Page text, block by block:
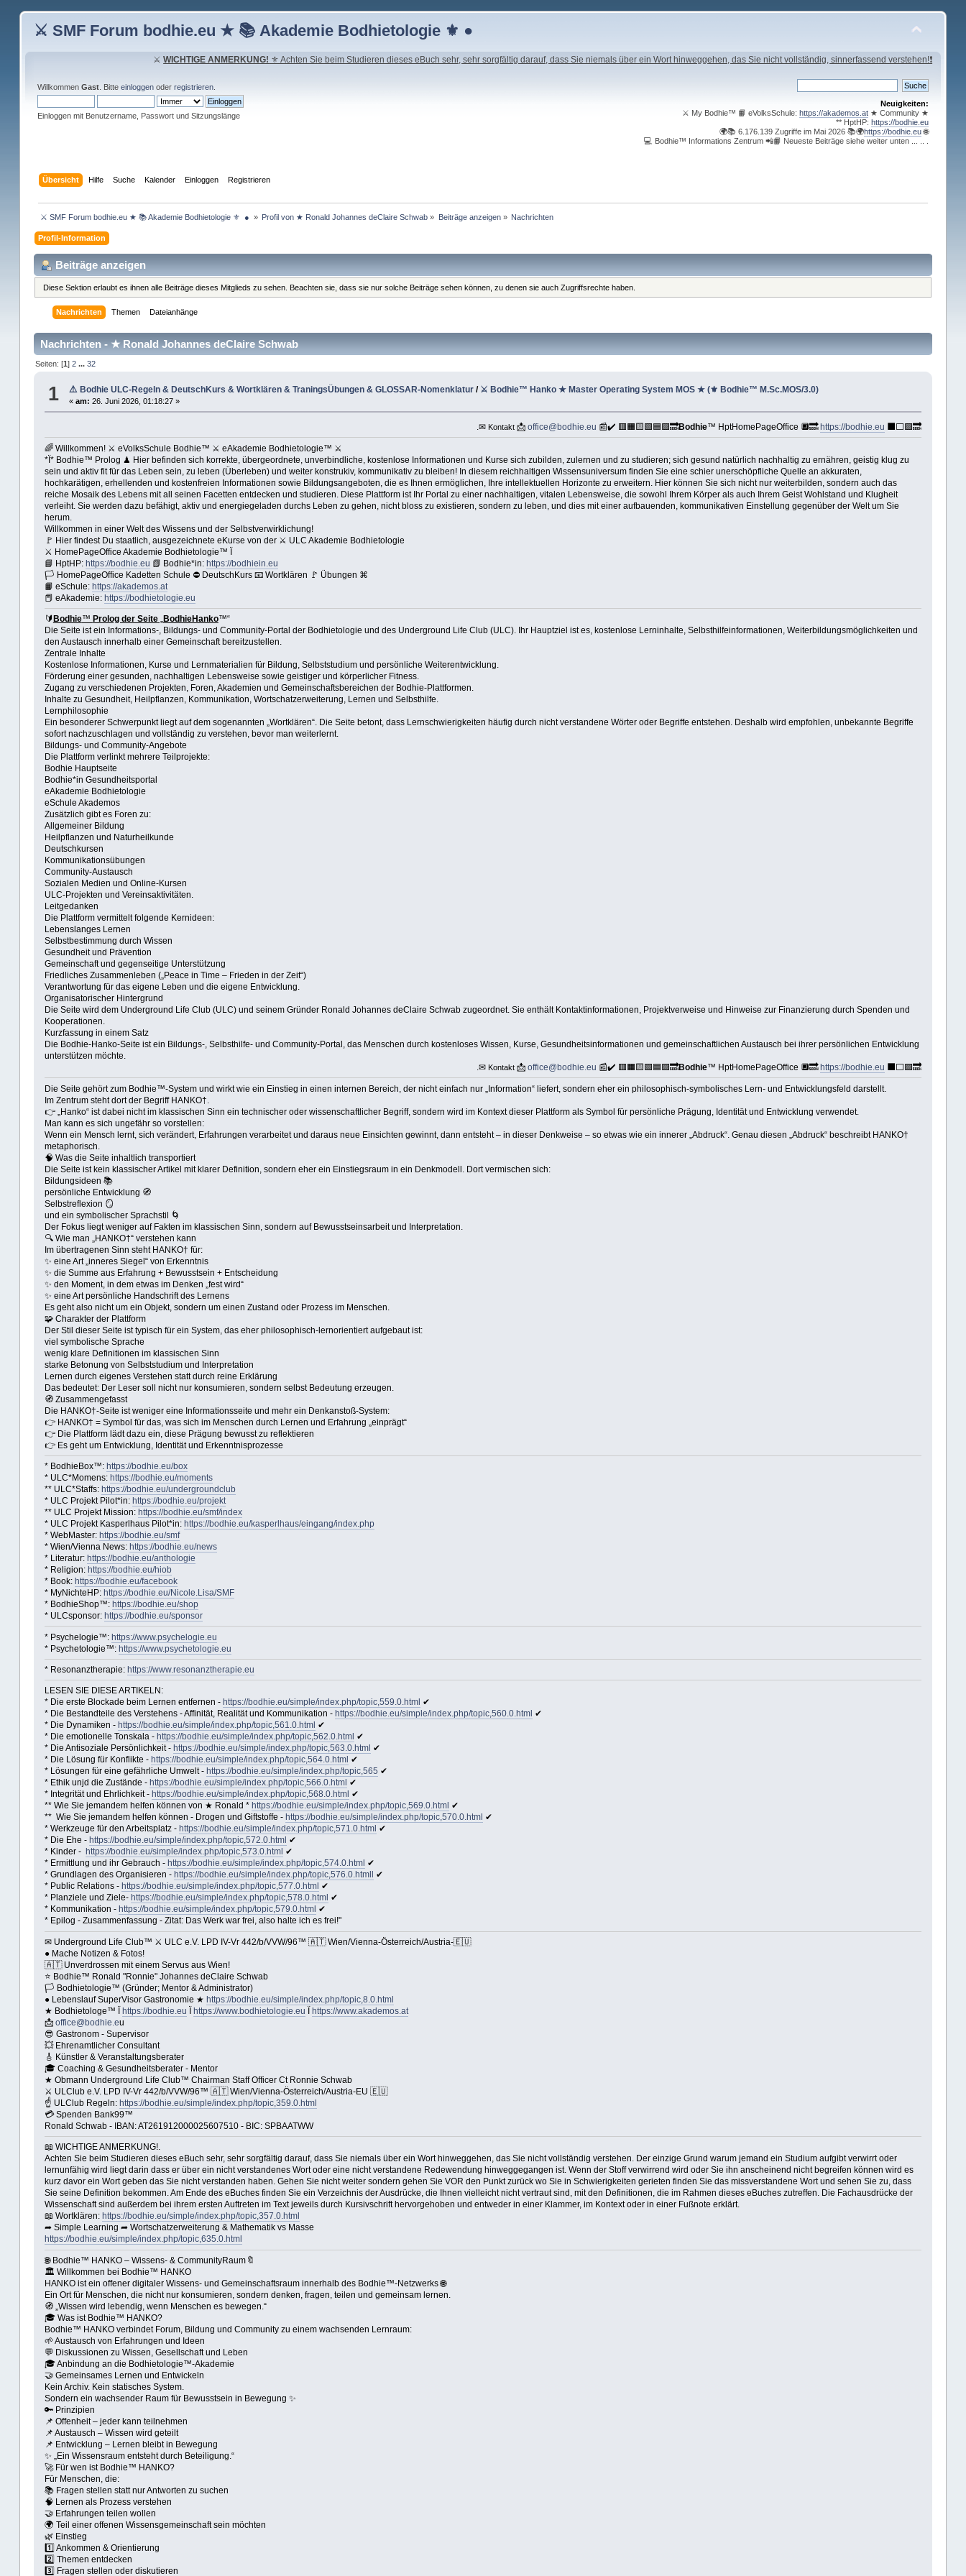
⚔ SMF Forum bodhie.eu ★ 📚 Akademie Bodhietologie ⚜ ●
⚔WICHTIGE ANMERKUNG! ⚜ Achten Sie beim Studieren dieses eBuch sehr, sehr sorgfältig darauf, dass Sie niemals über ein Wort hinweggehen, das Sie nicht vollständig, sinnerfassend verstehen!❗
Willkommen Gast. Bitte einloggenoder registrieren.
Einloggen mit Benutzername, Passwort und Sitzungslänge
Neuigkeiten:
⚔ My Bodhie™ 📙 eVolksSchule:https://akademos.at ★ Community ★
** HptHP:https://bodhie.eu
🌍📚 6.176.139 Zugriffe im Mai 2026 📚🌍https://bodhie.eu🌐
💻 Bodhie™ Informations Zentrum 📲📙 Neueste Beiträge siehe weiter unten ... .. .
Übersicht Hilfe Suche Kalender Einloggen Registrieren
⚔ SMF Forum bodhie.eu ★ 📚 Akademie Bodhietologie ⚜  ● » Profil von ★ Ronald Johannes deClaire Schwab » Beiträge anzeigen» Nachrichten
Profil-Information
Beiträge anzeigen
Diese Sektion erlaubt es ihnen alle Beiträge dieses Mitglieds zu sehen. Beachten sie, dass sie nur solche Beiträge sehen können, zu denen sie auch Zugriffsrechte haben.
Nachrichten Themen Dateianhänge
Nachrichten - ★ Ronald Johannes deClaire Schwab
Seiten: [1]2 ...32
1 ⚠️ Bodhie ULC-Regeln & DeutschKurs & Wortklären & TraningsÜbungen & GLOSSAR-Nomenklatur/ ⚔ Bodhie™ Hanko ★ Master Operating System MOS ★ (⚜ Bodhie™ M.Sc.MOS/3.0)
«am: 26. Juni 2026, 01:18:27 »
.✉ Kontakt 📩office@bodhie.eu 📰✔️ 🟥🟧🟨🟩🟦🟪🔜Bodhie™ HptHomePageOffice 🔲🔜 https://bodhie.eu ⬛️⬜️🟪🔜
🌈 Willkommen! ⚔ eVolksSchule Bodhie™ ⚔ eAkademie Bodhietologie™ ⚔
*Ï* Bodhie™ Prolog ♟ Hier befinden sich korrekte, übergeordnete, unverbindliche, kostenlose Informationen und Kurse sich zubilden, zulernen und zu studieren; sich gesund natürlich nachhaltig zu ernähren, geistig klug zu
sein und aktiv fit für das Leben sein, zu leben (Überleben) und weiter konstrukiv, kommunikativ zu bleiben! In diesem reichhaltigen Wissensuniversum finden Sie eine schier unerschöpfliche Quelle an akkuraten,
hochkarätigen, erhellenden und kostenfreien Informationen sowie Bildungsangeboten, die es Ihnen ermöglichen, Ihre intellektuellen Horizonte zu erweitern. Hier können Sie sich nicht nur weiterbilden, sondern auch das
reiche Mosaik des Lebens mit all seinen Facetten entdecken und studieren. Diese Plattform ist Ihr Portal zu einer nachhaltigen, vitalen Lebensweise, die sowohl Ihrem Körper als auch Ihrem Geist Wohlstand und Klugheit
verleiht. Sie werden dazu befähigt, aktiv und energiegeladen durchs Leben zu gehen, nicht bloss zu existieren, sondern zu leben, und dies mit einer aufbauenden, kommunikativen Einstellung gegenüber der Welt um Sie
herum.
Willkommen in einer Welt des Wissens und der Selbstverwirklichung!
🚩 Hier findest Du staatlich, ausgezeichnete eKurse von der ⚔ ULC Akademie Bodhietologie
⚔ HomePageOffice Akademie Bodhietologie™ Ï
📘 HptHP: https://bodhie.eu 📗 Bodhie*in: https://bodhiein.eu
🏳 HomePageOffice Kadetten Schule ⛔ DeutschKurs 📧 Wortklären 🚩 Übungen ⌘
📙 eSchule: https://akademos.at
📕 eAkademie: https://bodhietologie.eu
🔰 Bodhie™ Prolog der Seite„BodhieHanko™“
Die Seite ist ein Informations-, Bildungs- und Community-Portal der Bodhietologie und des Underground Life Club (ULC). Ihr Hauptziel ist es, kostenlose Lerninhalte, Selbsthilfeinformationen, Weiterbildungsmöglichkeiten und
den Austausch innerhalb einer Gemeinschaft bereitzustellen.
Zentrale Inhalte
Kostenlose Informationen, Kurse und Lernmaterialien für Bildung, Selbststudium und persönliche Weiterentwicklung.
Förderung einer gesunden, nachhaltigen Lebensweise sowie geistiger und körperlicher Fitness.
Zugang zu verschiedenen Projekten, Foren, Akademien und Gemeinschaftsbereichen der Bodhie-Plattformen.
Inhalte zu Gesundheit, Heilpflanzen, Kommunikation, Wortschatzerweiterung, Lernen und Selbsthilfe.
Lernphilosophie
Ein besonderer Schwerpunkt liegt auf dem sogenannten „Wortklären“. Die Seite betont, dass Lernschwierigkeiten häufig durch nicht verstandene Wörter oder Begriffe entstehen. Deshalb wird empfohlen, unbekannte Begriffe
sofort nachzuschlagen und vollständig zu verstehen, bevor man weiterlernt.
Bildungs- und Community-Angebote
Die Plattform verlinkt mehrere Teilprojekte:
Bodhie Hauptseite
Bodhie*in Gesundheitsportal
eAkademie Bodhietologie
eSchule Akademos
Zusätzlich gibt es Foren zu:
Allgemeiner Bildung
Heilpflanzen und Naturheilkunde
Deutschkursen
Kommunikationsübungen
Community-Austausch
Sozialen Medien und Online-Kursen
ULC-Projekten und Vereinsaktivitäten.
Leitgedanken
Die Plattform vermittelt folgende Kernideen:
Lebenslanges Lernen
Selbstbestimmung durch Wissen
Gesundheit und Prävention
Gemeinschaft und gegenseitige Unterstützung
Friedliches Zusammenleben („Peace in Time – Frieden in der Zeit“)
Verantwortung für das eigene Leben und die eigene Entwicklung.
Organisatorischer Hintergrund
Die Seite wird dem Underground Life Club (ULC) und seinem Gründer Ronald Johannes deClaire Schwab zugeordnet. Sie enthält Kontaktinformationen, Projektverweise und Hinweise zur Finanzierung durch Spenden und
Kooperationen.
Kurzfassung in einem Satz
Die Bodhie-Hanko-Seite ist ein Bildungs-, Selbsthilfe- und Community-Portal, das Menschen durch kostenloses Wissen, Kurse, Gesundheitsinformationen und gemeinschaftlichen Austausch bei ihrer persönlichen Entwicklung
unterstützen möchte.
.✉ Kontakt 📩office@bodhie.eu 📰✔️ 🟥🟧🟨🟩🟦🟪🔜Bodhie™ HptHomePageOffice 🔲🔜 https://bodhie.eu ⬛️⬜️🟪🔜
Die Seite gehört zum Bodhie™-System und wirkt wie ein Einstieg in einen internen Bereich, der nicht einfach nur „Information“ liefert, sondern eher ein philosophisch-symbolisches Lern- und Entwicklungsfeld darstellt.
Im Zentrum steht dort der Begriff HANKO†.
👉 „Hanko“ ist dabei nicht im klassischen Sinn ein technischer oder wissenschaftlicher Begriff, sondern wird im Kontext dieser Plattform als Symbol für persönliche Prägung, Identität und Entwicklung verwendet.
Man kann es sich ungefähr so vorstellen:
Wenn ein Mensch lernt, sich verändert, Erfahrungen verarbeitet und daraus neue Einsichten gewinnt, dann entsteht – in dieser Denkweise – so etwas wie ein innerer „Abdruck“. Genau diesen „Abdruck“ beschreibt HANKO†
metaphorisch.
🧠 Was die Seite inhaltlich transportiert
Die Seite ist kein klassischer Artikel mit klarer Definition, sondern eher ein Einstiegsraum in ein Denkmodell. Dort vermischen sich:
Bildungsideen 📚
persönliche Entwicklung 🧭
Selbstreflexion 🪞
und ein symbolischer Sprachstil 🌀
Der Fokus liegt weniger auf Fakten im klassischen Sinn, sondern auf Bewusstseinsarbeit und Interpretation.
🔍 Wie man „HANKO†“ verstehen kann
Im übertragenen Sinn steht HANKO† für:
✨ eine Art „inneres Siegel“ von Erkenntnis
✨ die Summe aus Erfahrung + Bewusstsein + Entscheidung
✨ den Moment, in dem etwas im Denken „fest wird“
✨ eine Art persönliche Handschrift des Lernens
Es geht also nicht um ein Objekt, sondern um einen Zustand oder Prozess im Menschen.
🧩 Charakter der Plattform
Der Stil dieser Seite ist typisch für ein System, das eher philosophisch-lernorientiert aufgebaut ist:
viel symbolische Sprache
wenig klare Definitionen im klassischen Sinn
starke Betonung von Selbststudium und Interpretation
Lernen durch eigenes Verstehen statt durch reine Erklärung
Das bedeutet: Der Leser soll nicht nur konsumieren, sondern selbst Bedeutung erzeugen.
🧭 Zusammengefasst
Die HANKO†-Seite ist weniger eine Informationsseite und mehr ein Denkanstoß-System:
👉 HANKO† = Symbol für das, was sich im Menschen durch Lernen und Erfahrung „einprägt“
👉 Die Plattform lädt dazu ein, diese Prägung bewusst zu reflektieren
👉 Es geht um Entwicklung, Identität und Erkenntnisprozesse
* BodhieBox™: https://bodhie.eu/box
* ULC*Momens: https://bodhie.eu/moments
** ULC*Staffs: https://bodhie.eu/undergroundclub
* ULC Projekt Pilot*in: https://bodhie.eu/projekt
** ULC Projekt Mission: https://bodhie.eu/smf/index
* ULC Projekt Kasperlhaus Pilot*in: https://bodhie.eu/kasperlhaus/eingang/index.php
* WebMaster: https://bodhie.eu/smf
* Wien/Vienna News: https://bodhie.eu/news
* Literatur: https://bodhie.eu/anthologie
* Religion: https://bodhie.eu/hiob
* Book: https://bodhie.eu/facebook
* MyNichteHP: https://bodhie.eu/Nicole.Lisa/SMF
* BodhieShop™: https://bodhie.eu/shop
* ULCsponsor: https://bodhie.eu/sponsor
* Psychelogie™: https://www.psychelogie.eu
* Psychetologie™: https://www.psychetologie.eu
* Resonanztherapie: https://www.resonanztherapie.eu
LESEN SIE DIESE ARTIKELN:
* Die erste Blockade beim Lernen entfernen - https://bodhie.eu/simple/index.php/topic,559.0.html ✔
* Die Bestandteile des Verstehens - Affinität, Realität und Kommunikation - https://bodhie.eu/simple/index.php/topic,560.0.html ✔
* Die Dynamiken - https://bodhie.eu/simple/index.php/topic,561.0.html ✔
* Die emotionelle Tonskala - https://bodhie.eu/simple/index.php/topic,562.0.html ✔
* Die Antisoziale Persönlichkeit - https://bodhie.eu/simple/index.php/topic,563.0.html ✔
* Die Lösung für Konflikte - https://bodhie.eu/simple/index.php/topic,564.0.html ✔
* Lösungen für eine gefährliche Umwelt - https://bodhie.eu/simple/index.php/topic,565 ✔
* Ethik unjd die Zustände - https://bodhie.eu/simple/index.php/topic,566.0.html ✔
* Integrität und Ehrlichkeit - https://bodhie.eu/simple/index.php/topic,568.0.html ✔
** Wie Sie jemandem helfen können von ★ Ronald * https://bodhie.eu/simple/index.php/topic,569.0.html ✔
** Wie Sie jemandem helfen können - Drogen und Giftstoffe - https://bodhie.eu/simple/index.php/topic,570.0.html ✔
* Werkzeuge für den Arbeitsplatz - https://bodhie.eu/simple/index.php/topic,571.0.html ✔
* Die Ehe - https://bodhie.eu/simple/index.php/topic,572.0.html ✔
* Kinder - https://bodhie.eu/simple/index.php/topic,573.0.html ✔
* Ermittlung und ihr Gebrauch - https://bodhie.eu/simple/index.php/topic,574.0.html ✔
* Grundlagen des Organisieren - https://bodhie.eu/simple/index.php/topic,576.0.htmll
✔
* Public Relations - https://bodhie.eu/simple/index.php/topic,577.0.html ✔
* Planziele und Ziele- https://bodhie.eu/simple/index.php/topic,578.0.html ✔
* Kommunikation - https://bodhie.eu/simple/index.php/topic,579.0.html ✔
* Epilog - Zusammenfassung - Zitat: Das Werk war frei, also halte ich es frei!"
✉ Underground Life Club™ ⚔ ULC e.V. LPD IV-Vr 442/b/VVW/96™ 🇦🇹 Wien/Vienna-Österreich/Austria-🇪🇺
● Mache Notizen & Fotos!
🇦🇹 Unverdrossen mit einem Servus aus Wien!
⭐️ Bodhie™ Ronald "Ronnie" Johannes deClaire Schwab
🏳 Bodhietologie™ (Gründer; Mentor & Administrator)
● Lebenslauf SuperVisor Gastronomie ★ https://bodhie.eu/simple/index.php/topic,8.0.html
★ Bodhietologe™ Ï
https://bodhie.eu https://www.bodhietologie.eu
https://www.akademos.at
📩 office@bodhie.eu
😎 Gastronom - Supervisor
💥 Ehrenamtlicher Consultant
🎸 Künstler & Veranstaltungsberater
🎓 Coaching & Gesundheitsberater - Mentor
★ Obmann Underground Life Club™ Chairman Staff Officer Ct Ronnie Schwab
⚔ ULClub e.V. LPD IV-Vr 442/b/VVW/96™ 🇦🇹 Wien/Vienna-Österreich/Austria-EU 🇪🇺
☝ ULClub Regeln: https://bodhie.eu/simple/index.php/topic,359.0.html
💳 Spenden Bank99™
Ronald Schwab - IBAN: AT261912000025607510 - BIC: SPBAATWW
📖 WICHTIGE ANMERKUNG!.
Achten Sie beim Studieren dieses eBuch sehr, sehr sorgfältig darauf, dass Sie niemals über ein Wort hinweggehen, das Sie nicht vollständig verstehen. Der einzige Grund warum jemand ein Studium aufgibt verwirrt oder
lernunfähig wird liegt darin dass er über ein nicht verstandenes Wort oder eine nicht verstandene Redewendung hinweggegangen ist. Wenn der Stoff verwirrend wird oder Sie ihn anscheinend nicht begreifen können wird es
kurz davor ein Wort geben das Sie nicht verstanden haben. Gehen Sie nicht weiter sondern gehen Sie VOR den Punkt zurück wo Sie in Schwierigkeiten gerieten finden Sie das missverstandene Wort und sehen Sie zu, dass
Sie seine Definition bekommen. Am Ende des eBuches finden Sie ein Verzeichnis der Ausdrücke, die Ihnen vielleicht nicht vertraut sind, mit den Definitionen, die im Rahmen dieses eBuches zutreffen. Die Fachausdrücke der
Wissenschaft sind außerdem bei ihrem ersten Auftreten im Text jeweils durch Kursivschrift hervorgehoben und entweder in einer Klammer, im Kontext oder in einer Fußnote erklärt.
📖 Wortklären: https://bodhie.eu/simple/index.php/topic,357.0.html
➦ Simple Learning ➦ Wortschatzerweiterung & Mathematik vs Masse
https://bodhie.eu/simple/index.php/topic,635.0.html
🌐 Bodhie™ HANKO – Wissens- & CommunityRaum🔖
🏛 Willkommen bei Bodhie™ HANKO
HANKO ist ein offener digitaler Wissens- und Gemeinschaftsraum innerhalb des Bodhie™-Netzwerks 🌐
Ein Ort für Menschen, die nicht nur konsumieren, sondern denken, fragen, teilen und gemeinsam lernen.
🧭 „Wissen wird lebendig, wenn Menschen es bewegen.“
🎓 Was ist Bodhie™ HANKO?
Bodhie™ HANKO verbindet Forum, Bildung und Community zu einem wachsenden Lernraum:
🌱 Austausch von Erfahrungen und Ideen
💬 Diskussionen zu Wissen, Gesellschaft und Leben
🎓 Anbindung an die Bodhietologie™-Akademie
🤝 Gemeinsames Lernen und Entwickeln
Kein Archiv. Kein statisches System.
Sondern ein wachsender Raum für Bewusstsein in Bewegung ✨
🔑 Prinzipien
📌 Offenheit – jeder kann teilnehmen
📌 Austausch – Wissen wird geteilt
📌 Entwicklung – Lernen bleibt in Bewegung
✨ „Ein Wissensraum entsteht durch Beteiligung.“
🚀 Für wen ist Bodhie™ HANKO?
Für Menschen, die:
📚 Fragen stellen statt nur Antworten zu suchen
🧠 Lernen als Prozess verstehen
🤝 Erfahrungen teilen wollen
🌍 Teil einer offenen Wissensgemeinschaft sein möchten
🌿 Einstieg
1️⃣ Ankommen & Orientierung
2️⃣ Themen entdecken
3️⃣ Fragen stellen oder diskutieren